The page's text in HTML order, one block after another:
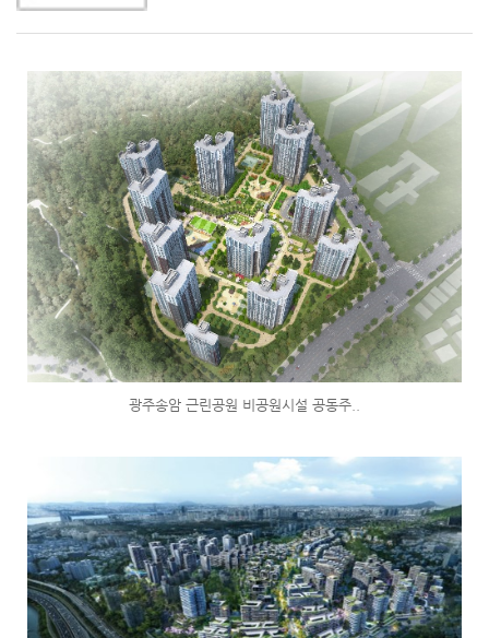
광주송암 근린공원 비공원시설 공동주..